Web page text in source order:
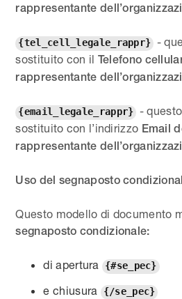
rappresentante
{tel_cell_legale_rappr} -
sostituito con il Telefono
rappresentante
{email_legale_rappr} -
sostituito con l’indirizzo Email
rappresentante
Uso del segnaposto
Questo modello di documento
segnaposto condizionale:
di apertura {#se_pec}
e chiusura {/se_pec}